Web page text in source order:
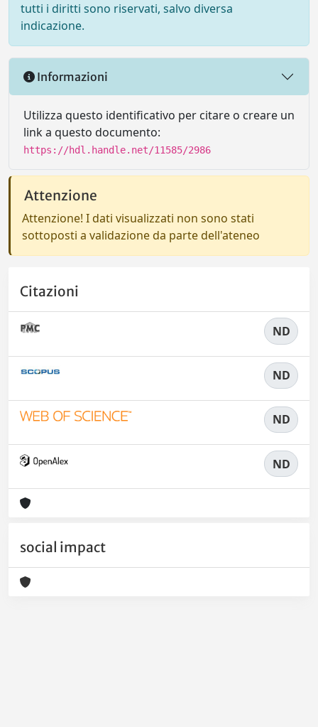
tutti i diritti sono riservati, salvo diversa
indicazione.
Informazioni
Utilizza questo identificativo per citare o creare un
link a questo documento:
https://hdl.handle.net/11585/2986
Attenzione
Attenzione! I dati visualizzati non sono stati
sottoposti a validazione da parte dell'ateneo
Citazioni
ND
ND
ND
ND
social impact